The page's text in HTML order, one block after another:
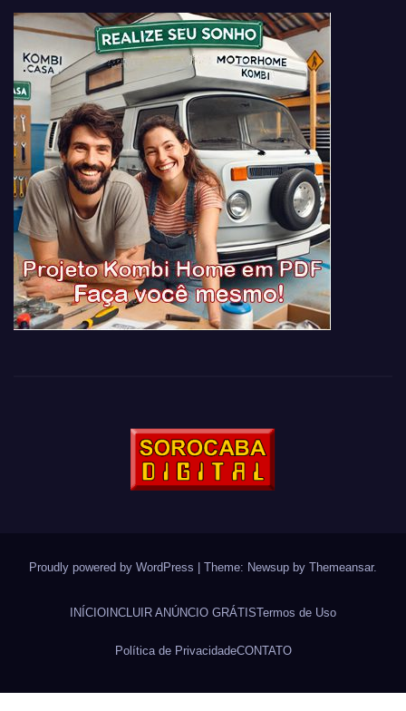
Proudly powered by WordPress Theme: Newsup by Themeansar.
INÍCIO INCLUIR ANÚNCIO GRÁTISTermos de Uso
Política de PrivacidadeCONTATO